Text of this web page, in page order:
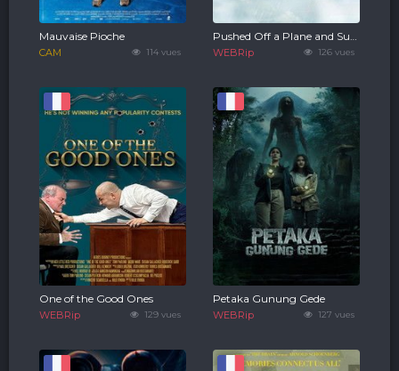
114 vues
Mauvaise Pioche
CAM 126 vues
Pushed Off a Plane and Survived
WEBRip
129 vues
One of the Good Ones
WEBRip 127 vues
Petaka Gunung Gede
WEBRip